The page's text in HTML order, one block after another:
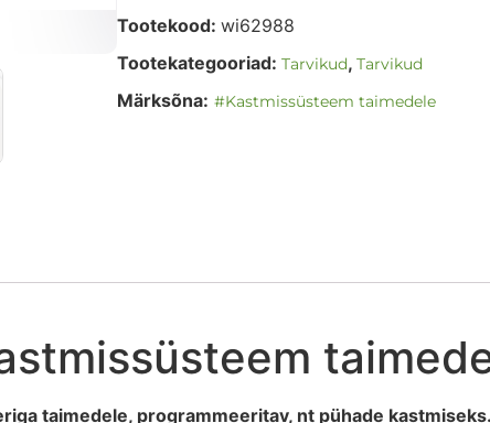
Tootekood: wi62988
Tootekategooriad: Tarvikud, Tarvikud
Märksõna: #Kastmissüsteem taimedele
taimedele, programmeeritav, nt pühade kastmiseks.